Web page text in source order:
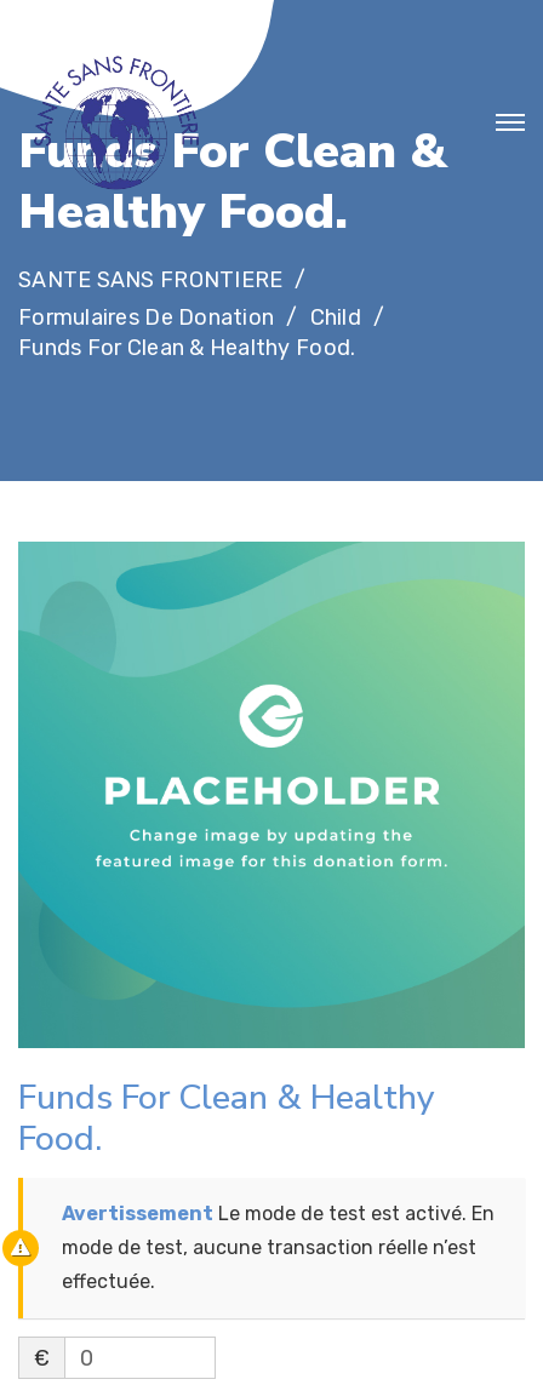
Funds For Clean &
Healthy Food.
SANTE SANS FRONTIERE
Formulaires De Donation
Child
Funds For Clean & Healthy Food.
Funds For Clean & Healthy
Food.
Avertissement Le mode de test est activé. En
mode de test, aucune transaction réelle n’est
effectuée.
€ 0